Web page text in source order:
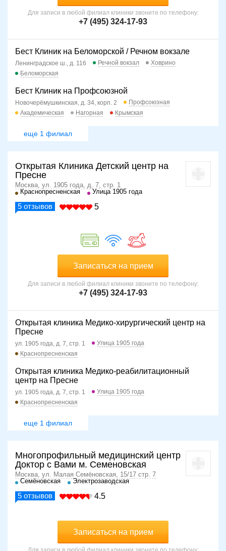
Для записи в любой филиал клиники звоните по телефону:
+7 (495) 324-17-93
Бест Клиник на Беломорской / Речном вокзале
Ленинградское ш., д. 116 Речной вокзал
Ховрино
Беломорская
Бест Клиник на Профсоюзной
Новочерёмушкинская, д. 34, корп. 2
Профсоюзная
Академическая
Нагорная Крымская
еще 1 филиал
Открытая Клиника Детский центр на
Пресне
Москва, ул. 1905 года, д. 7, стр. 1
Краснопресненская
Улица 1905 года
5 отзывов 5
Записаться на прием
Для записи в любой филиал клиники звоните по телефону:
+7 (495) 324-17-93
Открытая клиника Медико-хирургический центр на
Пресне
ул. 1905 года, д. 7, стр. 1
Улица 1905 года
Краснопресненская
Открытая клиника Медико-реабилитационный
центр на Пресне
ул. 1905 года, д. 7, стр. 1
Улица 1905 года
Краснопресненская
еще 1 филиал
Многопрофильный медицинский центр
Доктор с Вами м. Семеновская
Москва, ул. Малая Семёновская, 15/17 стр. 7
Семёновская
Электрозаводская
5 отзывов 4.5
Записаться на прием